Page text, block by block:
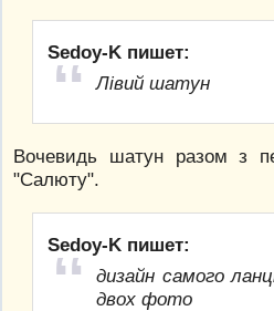
Sedoy-K пишет:
Лівий шатун
Вочевидь шатун разом з
"Салюту".
Sedoy-K пишет:
дизайн самого
двох фото